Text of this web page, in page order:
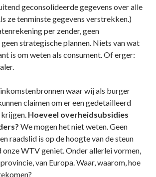
geconsolideerde gegevens over alle
ze tenminste gegevens verstrekken.)
per zender, geen
strategische plannen. Niets van wat
is om weten als consument. Of erger:
waar wij als burger
claimen om er een gedetailleerd
Hoeveel overheidsubsidies
We mogen het niet weten. Geen
raadslid is op de hoogte van de steun
WTV geniet. Onder allerlei vormen,
van Europa. Waar, waarom, hoe